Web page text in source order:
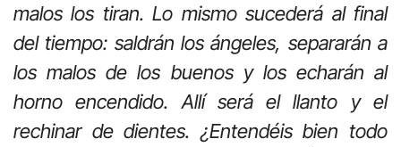
malos los tiran. Lo mismo sucederá al final
del tiempo: saldrán los ángeles, separarán a
los malos de los buenos y los echarán al
horno encendido. Allí será el llanto y el
rechinar de dientes. ¿Entendéis bien todo